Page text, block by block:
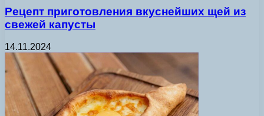
Рецепт приготовления вкуснейших щей из
свежей капусты
14.11.2024